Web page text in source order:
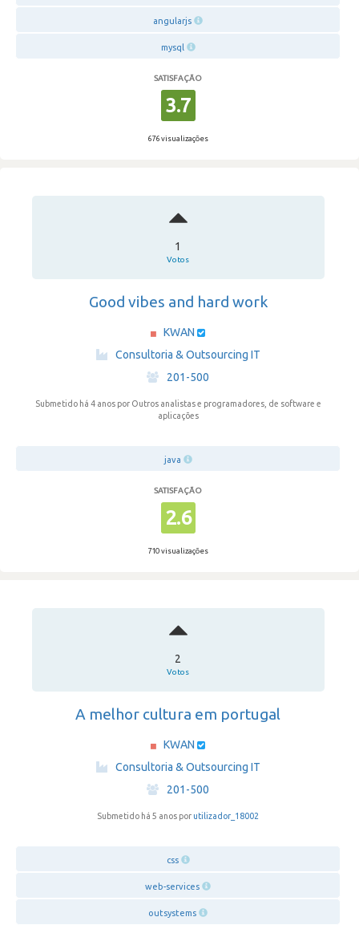
angularjs
mysql
SATISFAÇÃO
3.7
676 visualizações
1
Votos
Good vibes and hard work
KWAN
·
Consultoria & Outsourcing IT
·
201-500
Submetido há 4 anos por Outros analistas e programadores, de software e
aplicações
java
SATISFAÇÃO
2.6
710 visualizações
2
Votos
A melhor cultura em portugal
KWAN
·
Consultoria & Outsourcing IT
·
201-500
Submetido há 5 anos por utilizador_18002
css
web-services
outsystems